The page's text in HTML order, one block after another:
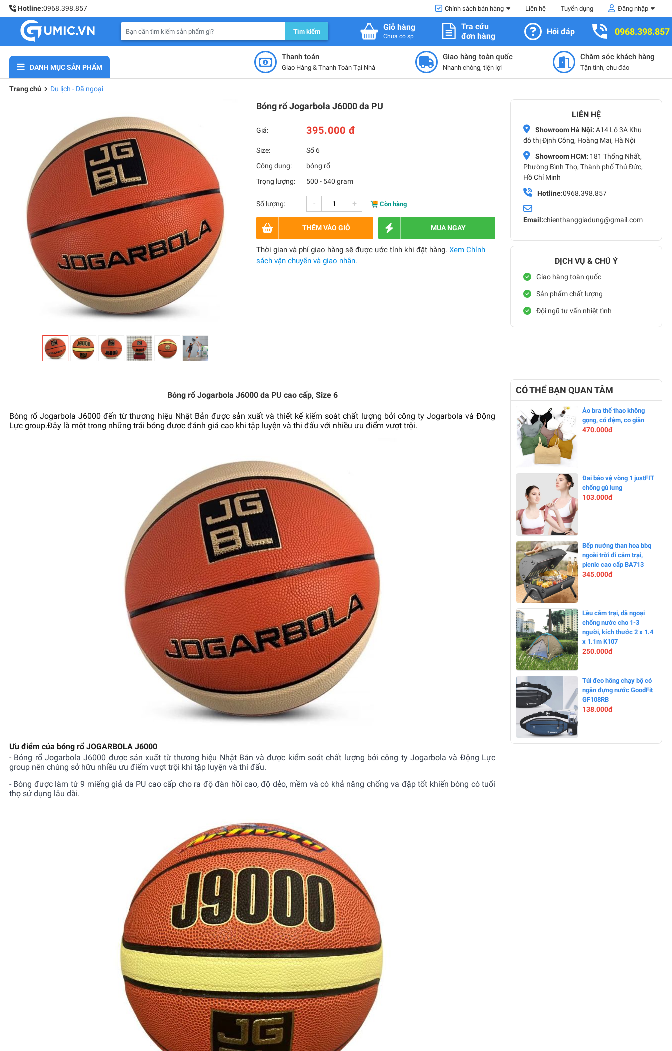
Hotline:0968.398.857 Chính sách bán hàng Liên hệ Tuyển dụng Đăng nhập
Tìm kiếm Giỏ hàng
Chưa có sp
Tra cứu
đơn hàng
Hỏi đáp 0968.398.857
DANH MỤC SẢN PHẨM
Thanh toán
Giao Hàng & Thanh Toán Tại Nhà
Giao hàng toàn quốc
Nhanh chóng, tiện lợi
Chăm sóc khách hàng
Tận tình, chu đáo
Trang chủ Du lịch - Dã ngoại
Bóng rổ Jogarbola J6000 da PU
Giá: 395.000 đ
Size:
Số 6
Công dụng:
bóng rổ
Trọng lượng:
500 - 540 gram
Số lượng: - + Còn hàng
THÊM VÀO GIỎ MUA NGAY
Thời gian và phí giao hàng sẽ được ước tính khi đặt hàng.Xem Chính
sách vận chuyển và giao nhận.
LIÊN HỆ
Showroom Hà Nội: A14 Lô 3A Khu
đô thị Định Công, Hoàng Mai, Hà Nội
Showroom HCM: 181 Thống Nhất,
Phường Bình Thọ, Thành phố Thủ Đức,
Hồ Chí Minh
Hotline:0968.398.857
Email:chienthanggiadung@gmail.com
DỊCH VỤ & CHÚ Ý
Giao hàng toàn quốc
Sản phẩm chất lượng
Đội ngũ tư vấn nhiệt tình
Bóng rổ Jogarbola J6000 da PU cao cấp, Size 6
Bóng rổ Jogarbola J6000 đến từ thương hiệu Nhật Bản được sản xuất và thiết kế kiểm soát chất lượng bởi công ty Jogarbola và Động
Lực group.Đây là một trong những trái bóng được đánh giá cao khi tập luyện và thi đấu với nhiều ưu điểm vượt trội.
Ưu điểm của bóng rổ JOGARBOLA J6000
- Bóng rổ Jogarbola J6000 được sản xuất từ thương hiệu Nhật Bản và được kiểm soát chất lượng bởi công ty Jogarbola và Động Lực
group nên chúng sở hữu nhiều ưu điểm vượt trội khi tập luyện và thi đấu.
- Bóng được làm từ 9 miếng giả da PU cao cấp cho ra độ đàn hồi cao, độ dẻo, mềm và có khả năng chống va đập tốt khiến bóng có tuổi
thọ sử dụng lâu dài.
CÓ THỂ BẠN QUAN TÂM
--900%
Áo bra thể thao không
gọng, có đệm, co giãn
470.000đ
-0%
Đai bảo vệ vòng 1 justFIT
chống gù lưng
103.000đ
-0%
Bếp nướng than hoa bbq
ngoài trời đi cắm trại,
picnic cao cấp BA713
345.000đ
-0%
Lều cắm trại, dã ngoại
chống nước cho 1-3
người, kích thước 2 x 1.4
x 1.1m K107
250.000đ
-0%
Túi đeo hông chạy bộ có
ngăn đựng nước GoodFit
GF108RB
138.000đ